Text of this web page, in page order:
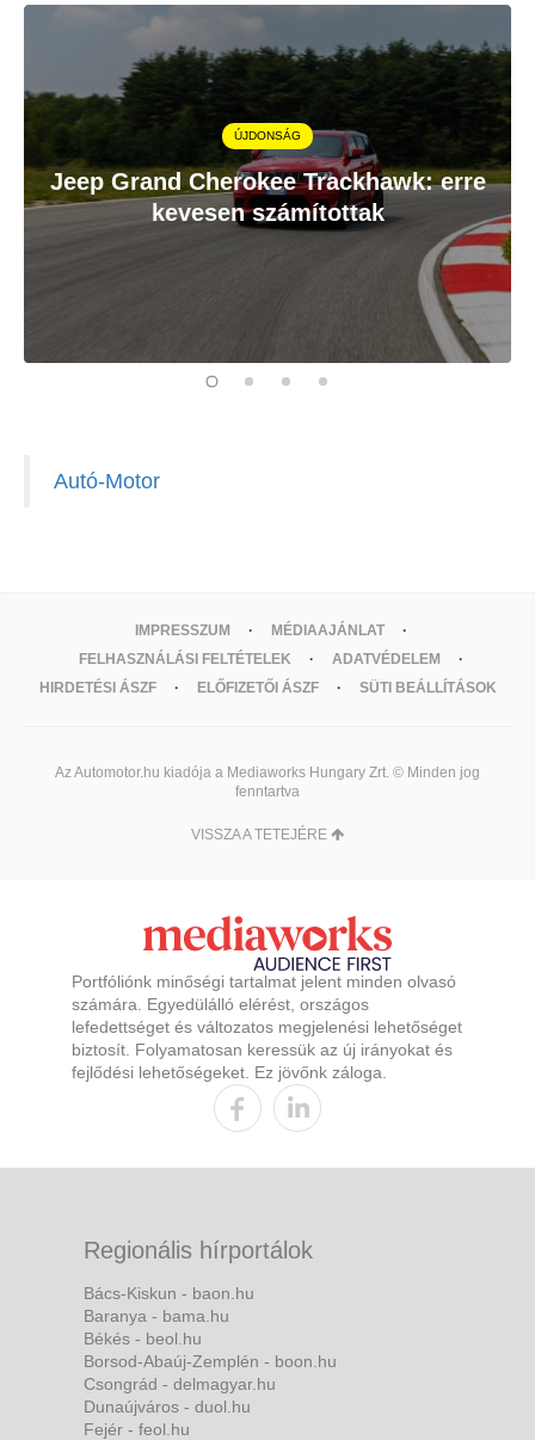
ÚJDONSÁG
Jeep Grand Cherokee Trackhawk: erre
kevesen számítottak
Autó-Motor
IMPRESSZUM
MÉDIAAJÁNLAT
FELHASZNÁLÁSI FELTÉTELEK
ADATVÉDELEM
HIRDETÉSI ÁSZF
ELŐFIZETŐI ÁSZF SÜTI BEÁLLÍTÁSOK
Az Automotor.hu kiadója a Mediaworks Hungary Zrt. © Minden jog
fenntartva
VISSZA A TETEJÉRE
Portfóliónk minőségi tartalmat jelent minden olvasó
számára. Egyedülálló elérést, országos
lefedettséget és változatos megjelenési lehetőséget
biztosít. Folyamatosan keressük az új irányokat és
fejlődési lehetőségeket. Ez jövőnk záloga.
Regionális hírportálok
Bács-Kiskun - baon.hu
Baranya - bama.hu
Békés - beol.hu
Borsod-Abaúj-Zemplén - boon.hu
Csongrád - delmagyar.hu
Dunaújváros - duol.hu
Fejér - feol.hu